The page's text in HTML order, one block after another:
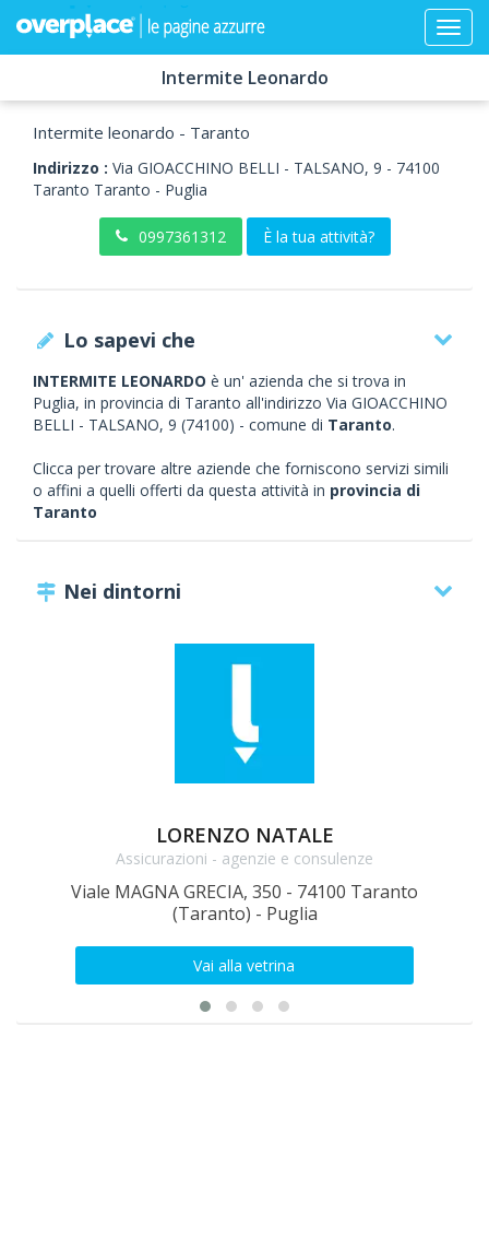
Intermite Leonardo
Intermite leonardo - Taranto
Indirizzo : Via GIOACCHINO BELLI - TALSANO, 9 - 74100
Taranto Taranto - Puglia
0997361312 È la tua attività?
Lo sapevi che
INTERMITE LEONARDO è un' azienda che si trova in
Puglia, in provincia di Taranto all'indirizzo Via GIOACCHINO
BELLI - TALSANO, 9 (74100) - comune di Taranto.
Clicca per trovare altre aziende che forniscono servizi simili
o affini a quelli offerti da questa attività in provincia di
Taranto
Nei dintorni
LORENZO NATALE
Assicurazioni - agenzie e consulenze
Viale MAGNA GRECIA, 350 - 74100 Taranto
(Taranto) - Puglia
Vai alla vetrina